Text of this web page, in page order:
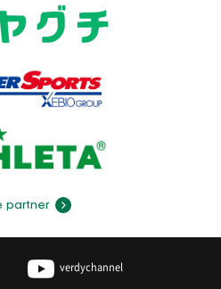
partner
verdychannel